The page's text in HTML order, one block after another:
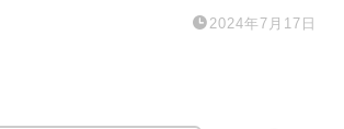
2024年7月17日